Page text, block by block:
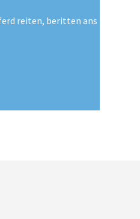
reiten, beritten ans